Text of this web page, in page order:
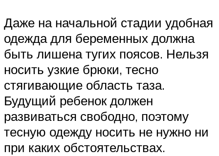
Даже на начальной стадии удобная
одежда для беременных должна
быть лишена тугих поясов. Нельзя
носить узкие брюки, тесно
стягивающие область таза.
Будущий ребенок должен
развиваться свободно, поэтому
тесную одежду носить не нужно ни
при каких обстоятельствах.